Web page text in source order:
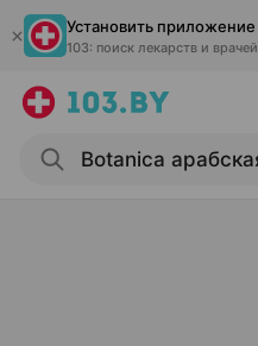
Установить приложение
103: поиск лекарств и врачей